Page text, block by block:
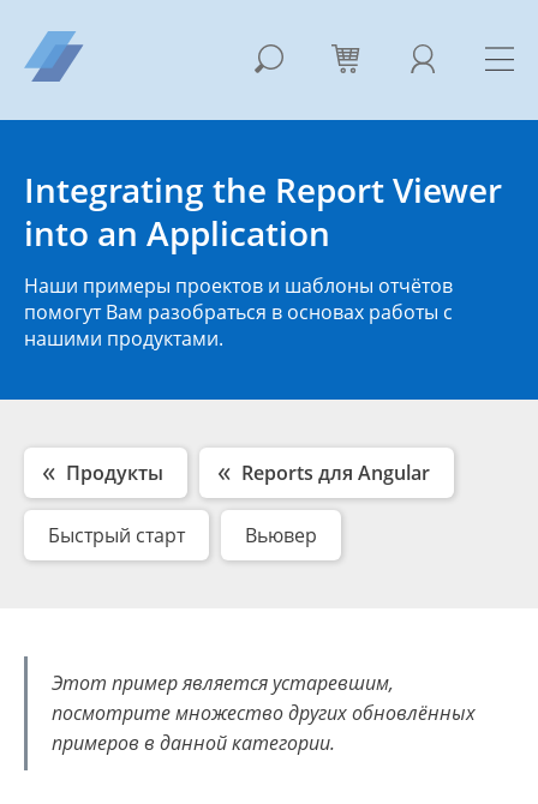
Integrating the Report Viewer
into an Application
Наши примеры проектов и шаблоны отчётов
помогут Вам разобраться в основах работы с
нашими продуктами.
Продукты Reports для Angular
Быстрый старт Вьювер
Этот пример является устаревшим,
посмотрите множество других обновлённых
примеров в данной категории.